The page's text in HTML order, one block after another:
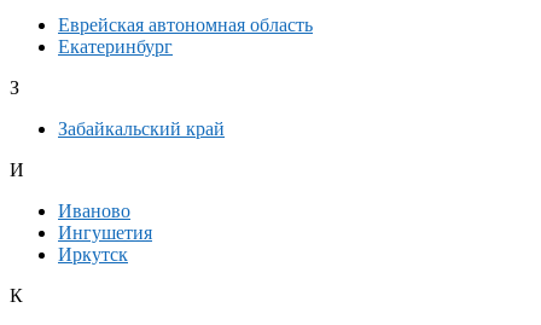
Еврейская автономная область
Екатеринбург
З
Забайкальский край
И
Иваново
Ингушетия
Иркутск
К